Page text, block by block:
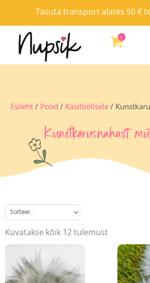
content
Tasuta transport alates 50 €
0
Esileht/ Pood / Käsitöölisele/
Kunstkarusnahast
Kuvatakse kõik 12 tulemust
2,20 €
kuni
3,50 €
Sellel
tootel
on
Sellel
tootel
on